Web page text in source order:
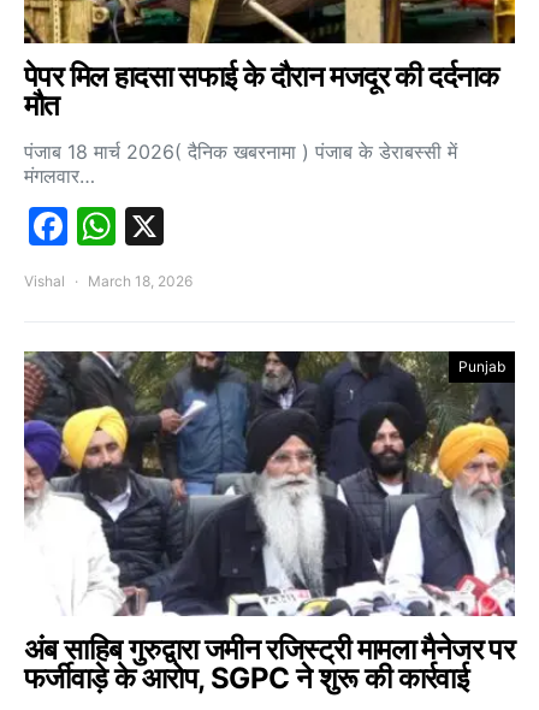
पेपर मिल हादसा सफाई के दौरान मजदूर की दर्दनाक
मौत
पंजाब 18 मार्च 2026( दैनिक खबरनामा ) पंजाब के डेराबस्सी में
मंगलवार…
Facebook
WhatsApp
Vishal March 18, 2026
Punjab
अंब साहिब गुरुद्वारा जमीन रजिस्ट्री मामला मैनेजर पर
फर्जीवाड़े के आरोप, SGPC ने शुरू की कार्रवाई